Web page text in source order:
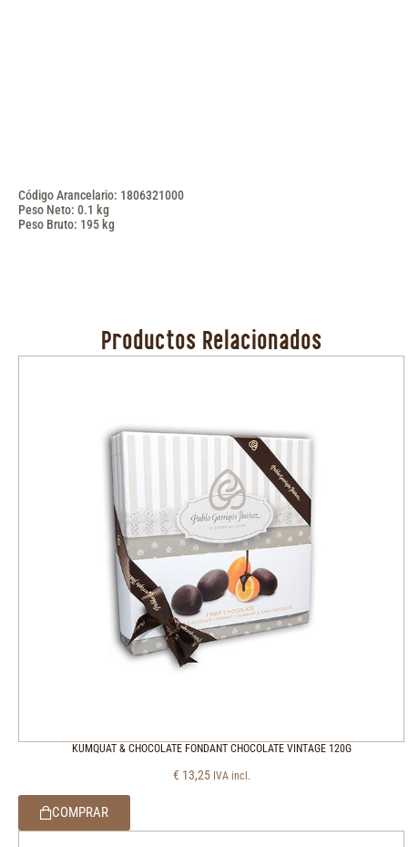
Código Arancelario: 1806321000
Peso Neto: 0.1 kg
Peso Bruto: 195 kg
Productos Relacionados
KUMQUAT & CHOCOLATE FONDANT CHOCOLATE VINTAGE 120G
€ 13,25 IVA incl.
COMPRAR